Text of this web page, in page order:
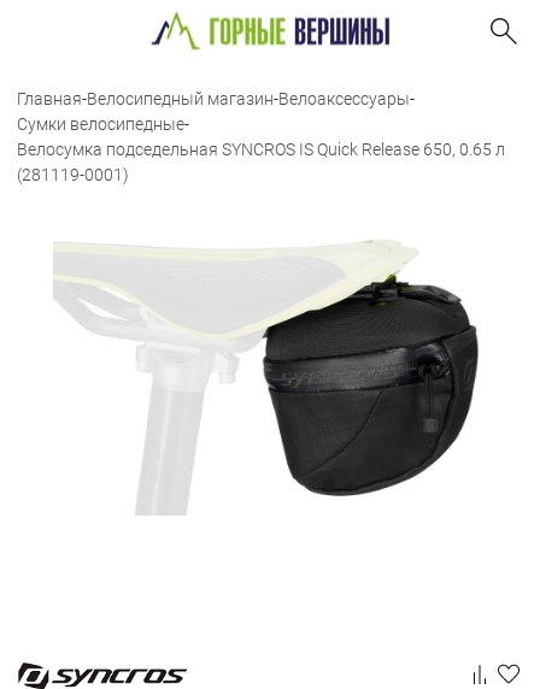
Главная-Велосипедный магазин-Велоаксессуары-
Сумки велосипедные-
Велосумка подседельная SYNCROS IS Quick Release 650, 0.65 л
(281119-0001)